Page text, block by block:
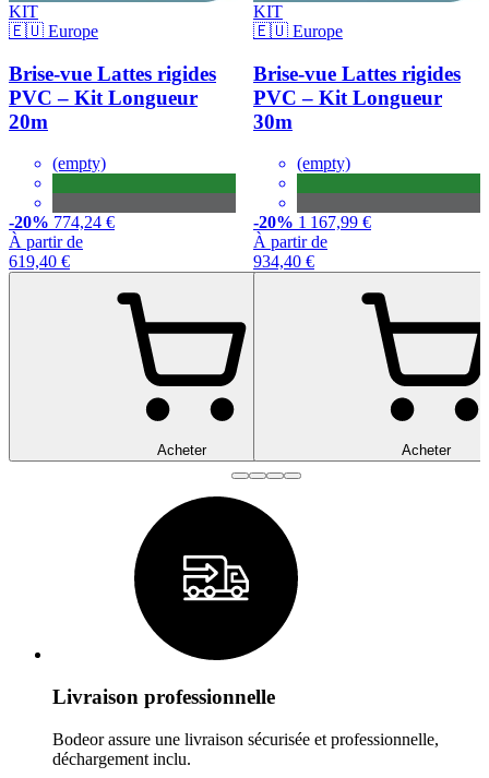
KIT
🇪🇺 Europe
Brise-vue Lattes rigides
PVC – Kit Longueur
20m
(empty)
-20% 774,24 €
À partir de
619,40 €
Acheter
KIT
🇪🇺 Europe
Brise-vue Lattes rigides
PVC – Kit Longueur
30m
(empty)
-20% 1 167,99 €
À partir de
934,40 €
Acheter
Livraison professionnelle
Bodeor assure une livraison sécurisée et professionnelle,
déchargement inclu.